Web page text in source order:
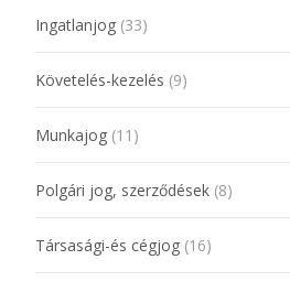
Ingatlanjog (33)
Követelés-kezelés (9)
Munkajog (11)
Polgári jog, szerződések (8)
Társasági-és cégjog (16)